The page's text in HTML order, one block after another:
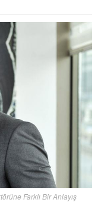
Farklı Bir Anlayış